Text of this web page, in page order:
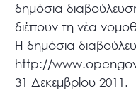
δημόσια
διέπουν τη νέα
Η δημόσια
http://
31 Δεκεμβρίου 2011.